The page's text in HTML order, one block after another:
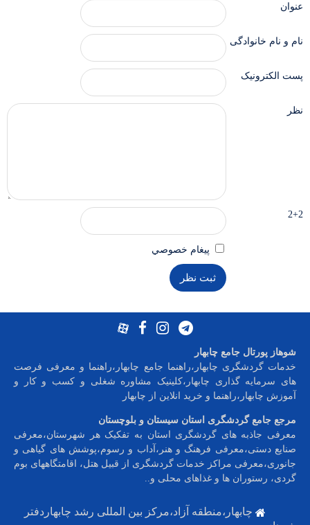
عنوان
نام و نام خانوادگی
پست الکترونیک
نظر
2+2
پيغام خصوصي
شوهاز پورتال جامع چابهار
خدمات گردشگری چابهار،راهنما جامع چابهار،راهنما و معرفی فرصت
های سرمایه گذاری چابهار،کلینیک مشاوره شغلی و کسب و کار و
آموزش چابهار،راهنما و خرید انلاین از چابهار
مرجع جامع گردشگری استان سیستان و بلوچستان
معرفی جاذبه های گردشگری استان به تفکیک هر شهرستان،معرفی
صنایع دستی،معرفی فرهنگ و هنر،آداب و رسوم،پوشش های گیاهی و
جانوری،معرفی مراکز خدمات گردشگری از قبیل هتل، اقامتگاههای بوم
گردی، رستوران ها و غذاهای محلی و
چابهار،منطقه آزاد،مرکز بین المللی رشد چابهاردفتر